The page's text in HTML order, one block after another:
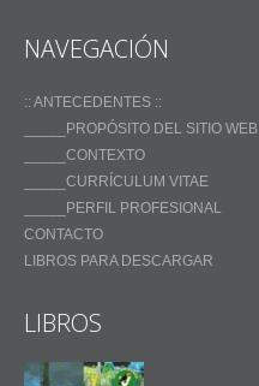
NAVEGACIÓN
:: ANTECEDENTES ::
_____PROPÓSITO DEL SITIO WEB
_____CONTEXTO
_____CURRÍCULUM VITAE
_____PERFIL PROFESIONAL
CONTACTO
LIBROS PARA DESCARGAR
LIBROS